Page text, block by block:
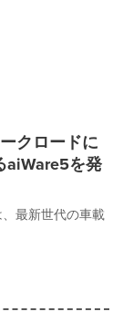
クロードに
aiWare5を発
最新世代の車載